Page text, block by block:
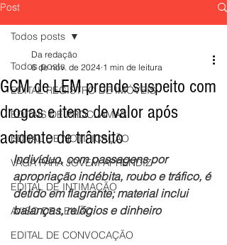
Post
Todos posts
EDITAL REGISTRO DE IMÓVEIS
EDITAIS DE PROCLAMAS
EDITAL DE NOTIFICAÇÃO
VAGA PARA JOVEM APRENDIZ
EDITAL DE INTIMAÇÃO
AVISO DE LEILÃO
EDITAL DE CONVOCAÇÃO
Todos posts
GCM de LEM prende suspeito com
drogas e itens de valor após
acidente de trânsito
Da redação
6 de nov. de 2024 1 min de leitura
Indivíduo, com passagens por
apropriação indébita, roubo e tráfico, é
detido em flagrante; material inclui
balanças, relógios e dinheiro